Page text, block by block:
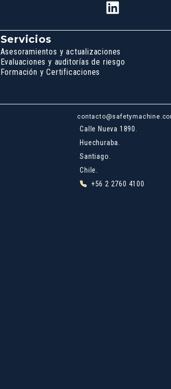
Servicios
Asesoramientos y actualizaciones
Evaluaciones y auditorías de riesgo
Formación y Certificaciones
Calle Nueva 1890.
Huechuraba.
Santiago.
Chile.
+56 2 2760 4100